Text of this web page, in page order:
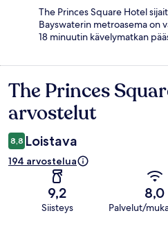
The Princes Square Hotel
Bayswaterin metroasema on
18 minuutin kävelymatkan
Arvostelut
The Princes
arvostelut
8,8 Loistava
194 arvostelua
9,2
Siisteys
8,0
Palvelut/